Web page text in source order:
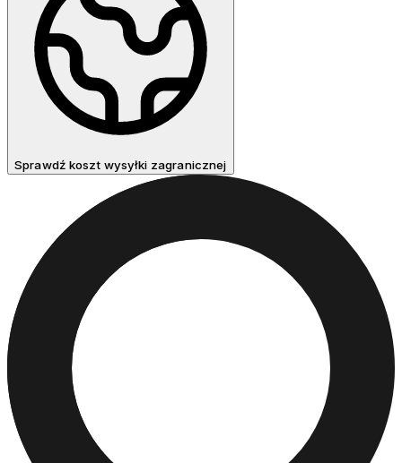
Sprawdź koszt wysyłki zagranicznej